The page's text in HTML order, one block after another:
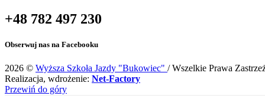
+48 782 497 230
Obserwuj nas na Facebooku
2026 © Wyższa Szkoła Jazdy "Bukowiec" / Wszelkie Prawa
Realizacja, wdrożenie: Net-Factory
Przewiń do góry